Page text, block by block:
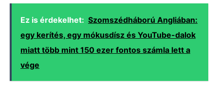
Ez is érdekelhet: Szomszédháború Angliában:
egy kerítés, egy mókusdísz és YouTube-dalok
miatt több mint 150 ezer fontos számla lett a
vége